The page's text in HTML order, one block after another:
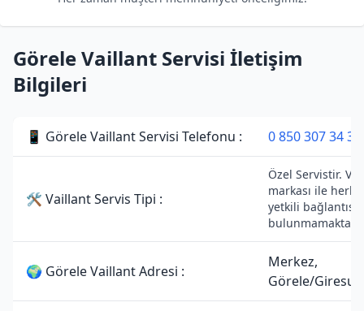
Görele Vaillant Servisi İletişim
Bilgileri
📱 Görele Vaillant Servisi Telefonu : 0 850 307 34 38
🛠 Vaillant Servis Tipi :
Özel Servistir.
markası ile
yetkili bağlantısı
🌍 Görele Vaillant Adresi :
Merkez,
Görele/Giresun